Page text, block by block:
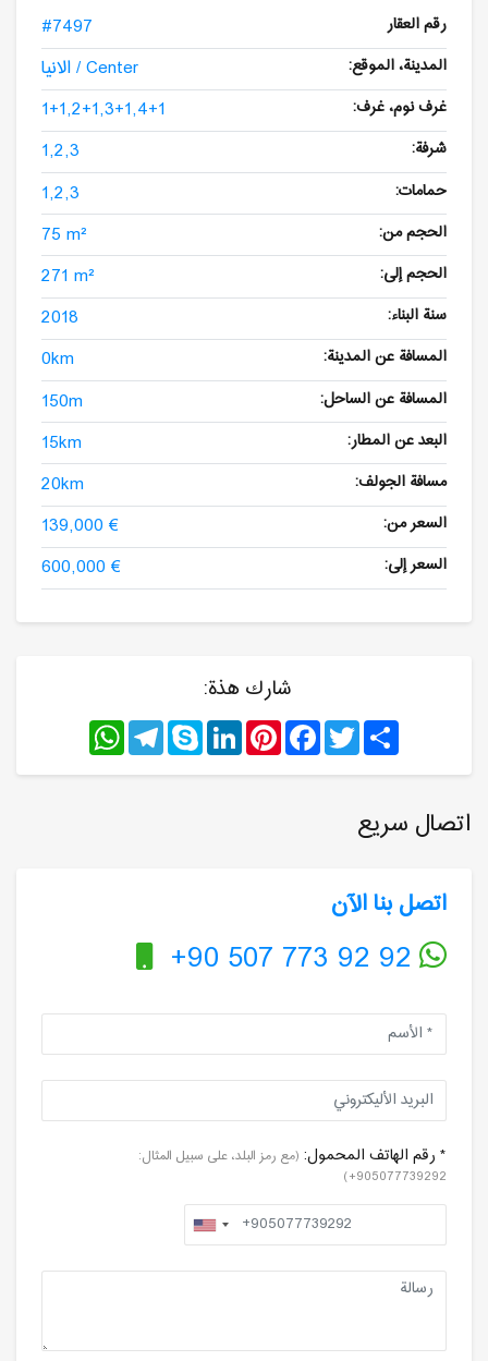
رقم العقار #7497
المدينة، الموقع: الانيا / Center
غرف نوم، غرف: 1+1,2+1,3+1,4+1
شرفة: 1,2,3
حمامات: 1,2,3
الحجم من: 75 m²
الحجم إلى: 271 m²
سنة البناء: 2018
المسافة عن المدينة: 0km
المسافة عن الساحل: 150m
البعد عن المطار: 15km
مسافة الجولف: 20km
السعر من: 139,000 €
السعر إلى: 600,000 €
شارك هذة:
Share
Twitter
Facebook
Pinterest
LinkedIn
Skype
Telegram
WhatsApp
اتصال سريع
اتصل بنا الآن
+90 507 773 92 92
* رقم الهاتف المحمول: (مع رمز البلد، على سبيل المثال:
905077739292+)